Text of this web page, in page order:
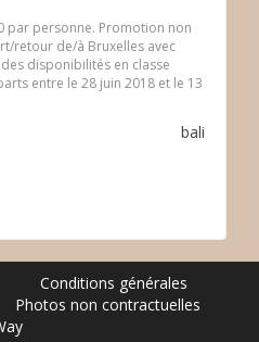
par personne. Promotion non
retour de/à Bruxelles avec
disponibilités en classe
entre le 28 juin 2018 et le 13
bali
Conditions générales
Photos non contractuelles